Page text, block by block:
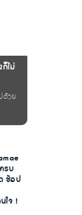
ไม่
ด้วย
รบ
ช้อป
ใจ !